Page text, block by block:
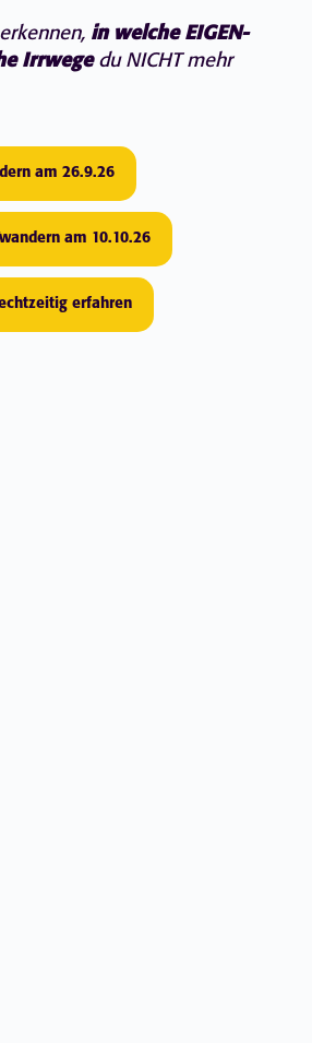
in welche EIGEN-
Irrwegedu NICHT mehr
am 26.9.26
am 10.10.26
erfahren